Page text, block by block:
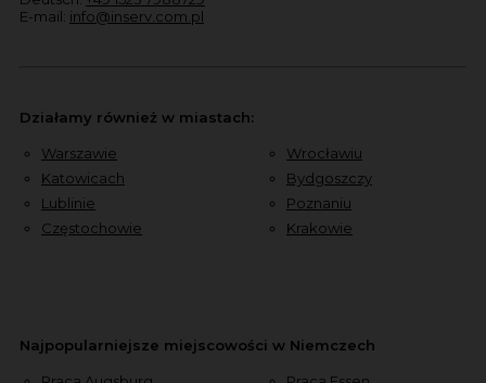
E-mail: info@inserv.com.pl
Działamy również w miastach:
Warszawie
Katowicach
Lublinie
Częstochowie
Wrocławiu
Bydgoszczy
Poznaniu
Krakowie
Najpopularniejsze miejscowości w Niemczech